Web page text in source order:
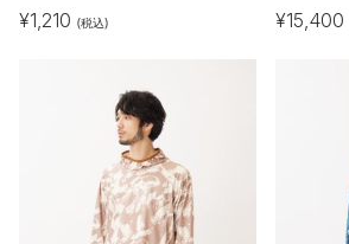
¥1,210 (税込) ¥15,400